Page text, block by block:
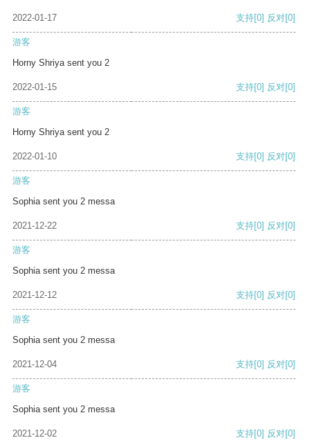
2022-01-17 支持[0] 反对[0]
游客
Horny Shriya sent you 2
2022-01-15 支持[0] 反对[0]
游客
Horny Shriya sent you 2
2022-01-10 支持[0] 反对[0]
游客
Sophia sent you 2 messa
2021-12-22 支持[0] 反对[0]
游客
Sophia sent you 2 messa
2021-12-12 支持[0] 反对[0]
游客
Sophia sent you 2 messa
2021-12-04 支持[0] 反对[0]
游客
Sophia sent you 2 messa
2021-12-02 支持[0] 反对[0]